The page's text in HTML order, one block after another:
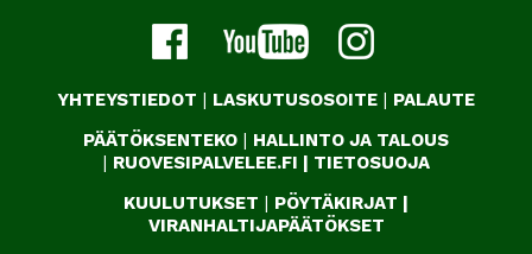
YHTEYSTIEDOT | LASKUTUSOSOITE | PALAUTE
PÄÄTÖKSENTEKO | HALLINTO JA TALOUS
| RUOVESIPALVELEE.FI | TIETOSUOJA
KUULUTUKSET | PÖYTÄKIRJAT |
VIRANHALTIJAPÄÄTÖKSET